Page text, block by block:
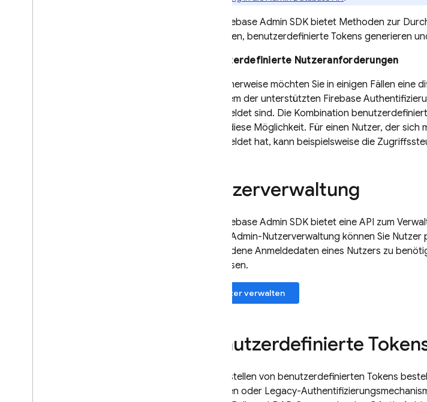
Firebase Admin SDK bietet Methoden zur
verwalten, benutzerdefinierte Tokens generieren
Benutzerdefinierte Nutzeranforderungen
Möglicherweise möchten Sie in einigen Fällen
mit einem der unterstützten Firebase
angemeldet sind. Die Kombination
bietet diese Möglichkeit. Für einen Nutzer, der sich
angemeldet hat, kann beispielsweise die
Nutzerverwaltung
Firebase Admin SDK bietet eine API zum
für die Admin-Nutzerverwaltung können Sie
vorhandene Anmeldedaten eines Nutzers zu
zu müssen.
Nutzer verwalten
Benutzerdefinierte
Das Erstellen von benutzerdefinierten Tokens
externen oder Legacy-